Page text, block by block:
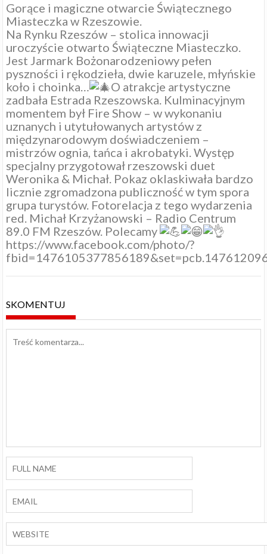
Gorące i magiczne otwarcie Świątecznego
Miasteczka w Rzeszowie.
Na Rynku Rzeszów – stolica innowacji
uroczyście otwarto Świąteczne Miasteczko.
Jest Jarmark Bożonarodzeniowy pełen
pyszności i rękodzieła, dwie karuzele, młyńskie
koło i choinka…
O atrakcje artystyczne
zadbała Estrada Rzeszowska. Kulminacyjnym
momentem był Fire Show – w wykonaniu
uznanych i utytułowanych artystów z
międzynarodowym doświadczeniem –
mistrzów ognia, tańca i akrobatyki. Występ
specjalny przygotował rzeszowski duet
Weronika & Michał. Pokaz oklaskiwała bardzo
licznie zgromadzona publiczność w tym spora
grupa turystów. Fotorelacja z tego wydarzenia
red. Michał Krzyżanowski – Radio Centrum
89.0 FM Rzeszów. Polecamy
https://www.facebook.com/photo/?
SKOMENTUJ